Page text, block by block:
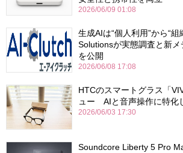
2026/06/09 01:08
生成AIは“個人利用”から“
Solutionsが実態調査と新メ
を公開
2026/06/08 17:08
HTCのスマートグラス「
ュー AIと音声操作に特化
2026/06/03 17:30
Soundcore Liberty 5 Pro